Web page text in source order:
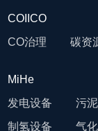
COIICO
CO治理
碳资
MiHe
发电设备
污
制氢设备
气